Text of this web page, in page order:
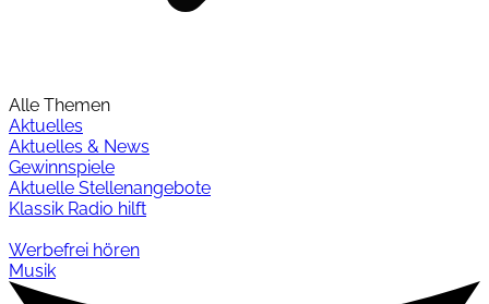
Alle Themen
Aktuelles
Aktuelles & News
Gewinnspiele
Aktuelle Stellenangebote
Klassik Radio hilft
Werbefrei hören
Musik